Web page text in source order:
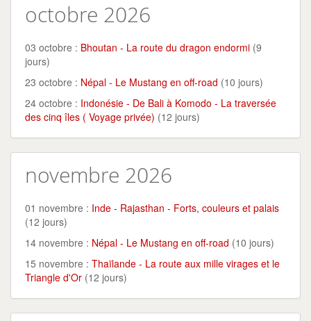
octobre 2026
03 octobre : Bhoutan - La route du dragon endormi (9
jours)
23 octobre : Népal - Le Mustang en off-road (10 jours)
24 octobre : Indonésie - De Bali à Komodo - La traversée
des cinq îles ( Voyage privée) (12 jours)
novembre 2026
01 novembre : Inde - Rajasthan - Forts, couleurs et palais
(12 jours)
14 novembre : Népal - Le Mustang en off-road (10 jours)
15 novembre : Thaïlande - La route aux mille virages et le
Triangle d'Or (12 jours)